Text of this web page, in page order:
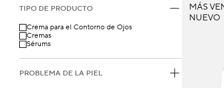
TIPO DE PRODUCTO
Crema para el Contorno de Ojos
Cremas
Sérums
PROBLEMA DE LA PIEL
MÁS
NUEVO